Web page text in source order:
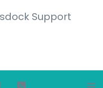
Support